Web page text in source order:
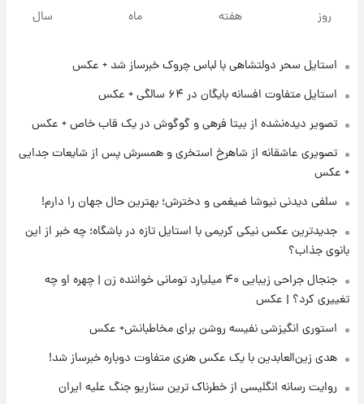
فال قهوه روزانه یکشنبه ۱۸ مرداد ماه ۱۴۰۵
فال روزانه واقعی یکشنبه ۱۸ مرداد ۱۴۰۵
۲۳ ساعت پیش
لیونل مسی عزادار شد! + جزئیات
روز هفته ماه سال
استایل سحر دولتشاهی با لباس چروک خبرساز شد + عکس
استایل متفاوت افسانه بایگان در ۶۴ سالگی + عکس
تصویر دیده‌نشده از بیتا فرهی و گوگوش در یک قاب خاص + عکس
تصویری عاشقانه از شاهرخ استخری و همسرش پس از شایعات جدایی
+ عکس
سلفی دیدنی نیوشا ضیغمی و دخترش؛ بهترین حال جهان را دارم!
جدیدترین عکس نیکی کریمی با استایل تازه در باشگاه؛ چه خبر از این
بانوی جذاب؟
جنجال جراحی زیبایی ۴۰ میلیارد تومانی خواننده زن | چهره او چه
تغییری کرد؟ | عکس
استوری انگیزشی نفیسه روشن برای مخاطبانش+ عکس
هدی زین‌العابدین با یک عکس هنری متفاوت دوباره خبرساز شد!
روایت رسانه انگلیسی از خطرناک ترین سناریو جنگ علیه ایران